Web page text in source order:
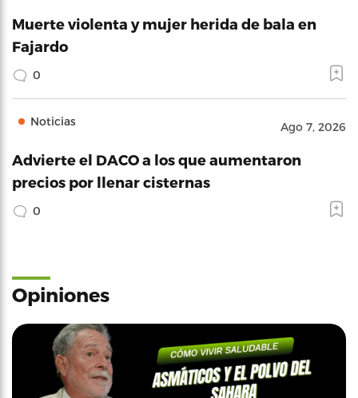
Muerte violenta y mujer herida de bala en
Fajardo
0
Noticias Ago 7, 2026
Advierte el DACO a los que aumentaron
precios por llenar cisternas
0
Opiniones